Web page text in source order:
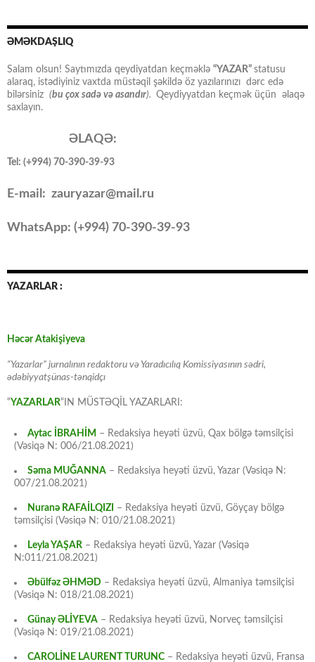
ƏMƏKDAŞLIQ
Salam olsun! Saytımızda qeydiyatdan keçməklə “YAZAR” statusu
alaraq, istədiyiniz vaxtda müstəqil şəkildə öz yazılarınızı dərc edə
bilərsiniz (bu çox sadə və asandır). Qeydiyyatdan keçmək üçün əlaqə
saxlayın.
ƏLAQƏ:
Tel: (+994) 70-390-39-93
E-mail: zauryazar@mail.ru
WhatsApp: (+994) 70-390-39-93
YAZARLAR :
Həcər Atakişiyeva
“Yazarlar” jurnalının redaktoru və Yaradıcılıq Komissiyasının sədri,
ədəbiyyatşünas-tənqidçı
“YAZARLAR“IN MÜSTƏQİL YAZARLARI:
Aytac İBRAHİM – Redaksiya heyəti üzvü, Qax bölgə təmsilçisi
(Vəsiqə N: 006/21.08.2021)
Səma MUĞANNA – Redaksiya heyəti üzvü, Yazar (Vəsiqə N:
007/21.08.2021)
Nuranə RAFAİLQIZI
– Redaksiya heyəti üzvü, Göyçay bölgə
təmsilçisi (Vəsiqə N: 010/21.08.2021)
Leyla YAŞAR – Redaksiya heyəti üzvü, Yazar (Vəsiqə
N:011/21.08.2021)
Əbülfəz ƏHMƏD – Redaksiya heyəti üzvü, Almaniya təmsilçisi
(Vəsiqə N: 018/21.08.2021)
Günay ƏLİYEVA – Redaksiya heyəti üzvü, Norveç təmsilçisi
(Vəsiqə N: 019/21.08.2021)
CAROLİNE LAURENT TURUNC – Redaksiya heyəti üzvü, Fransa